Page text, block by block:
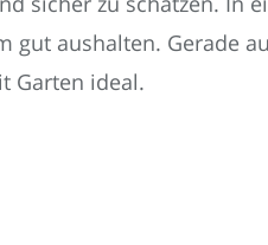
gut aushalten. Gerade
Garten ideal.